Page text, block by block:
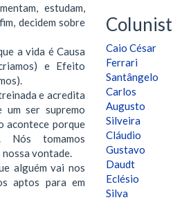
estudam,
decidem sobre
a vida é Causa
e Efeito
e acredita
um ser supremo
acontece porque
Nós tomamos
vontade.
alguém vai nos
aptos para em
Caio César
Ferrari
Santângelo
Carlos
Augusto
Silveira
Cláudio
Gustavo
Daudt
Eclésio
Silva